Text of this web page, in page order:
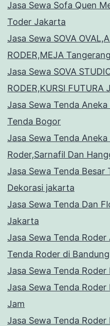
Jasa Sewa Sofa Quen
Toder Jakarta
Jasa Sewa SOVA
RODER,MEJA
Jasa Sewa SOVA
RODER,KURSI FUTURA
Jasa Sewa Tenda
Tenda Bogor
Jasa Sewa Tenda
Roder,Sarnafil Dan
Jasa Sewa Tenda Besar
Dekorasi jakarta
Jasa Sewa Tenda Dan
Jakarta
Jasa Sewa Tenda
Tenda Roder di Bandung
Jasa Sewa Tenda Roder
Jasa Sewa Tenda
Jam
Jasa Sewa Tenda